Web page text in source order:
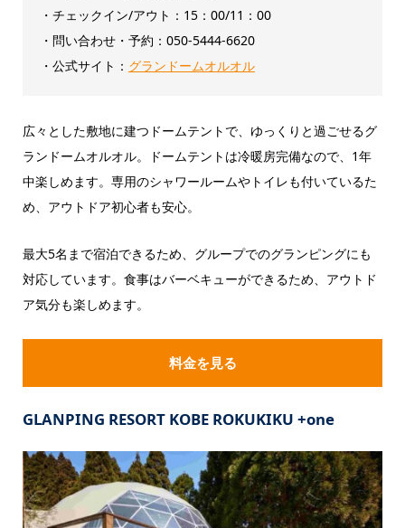
・チェックイン/アウト：‎15：00/11：00
・問い合わせ・予約：050-5444-6620
・公式サイト： グランドームオルオル
広々とした敷地に建つドームテントで、ゆっくりと過ごせるグ
ランドームオルオル。ドームテントは冷暖房完備なので、1年
中楽しめます。専用のシャワールームやトイレも付いているた
め、アウトドア初心者も安心。
最大5名まで宿泊できるため、グループでのグランピングにも
対応しています。食事はバーベキューができるため、アウトド
ア気分も楽しめます。
料金を見る
GLANPING RESORT KOBE ROKUKIKU +one